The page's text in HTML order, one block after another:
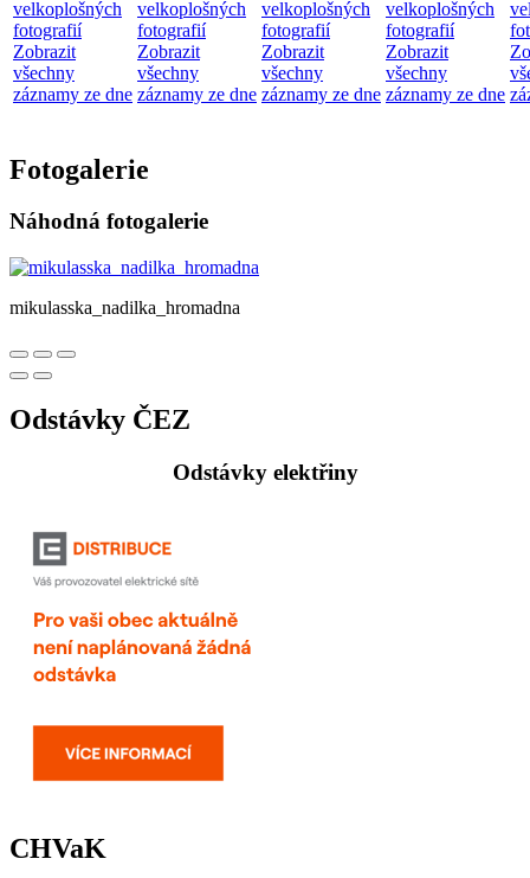
velkoplošných
fotografií
Zobrazit
všechny
záznamy ze dne
velkoplošných
fotografií
Zobrazit
všechny
záznamy ze dne
velkoplošných
fotografií
Zobrazit
všechny
záznamy ze dne
velkoplošných
fotografií
Zobrazit
všechny
záznamy ze dne
Fotogalerie
Náhodná fotogalerie
mikulasska_nadilka_hromadna
Odstávky ČEZ
Odstávky elektřiny
CHVaK